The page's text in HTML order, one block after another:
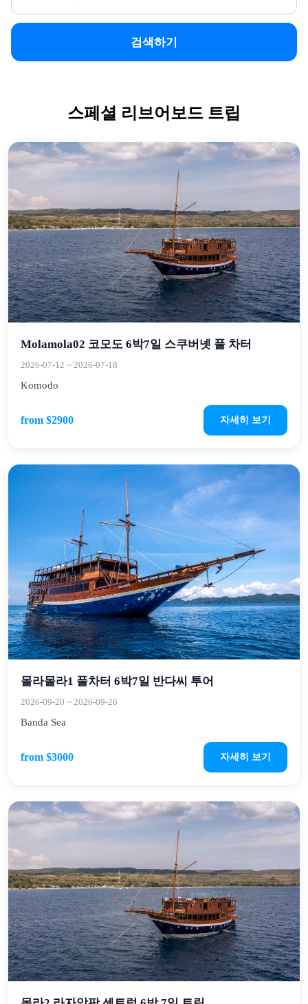
검색하기
스페셜 리브어보드 트립
Molamola02 코모도 6박7일 스쿠버넷 풀 차터
2026-07-12 ~ 2026-07-18
Komodo
from $2900 자세히 보기
몰라몰라1 풀차터 6박7일 반다씨 투어
2026-09-20 ~ 2026-09-26
Banda Sea
from $3000 자세히 보기